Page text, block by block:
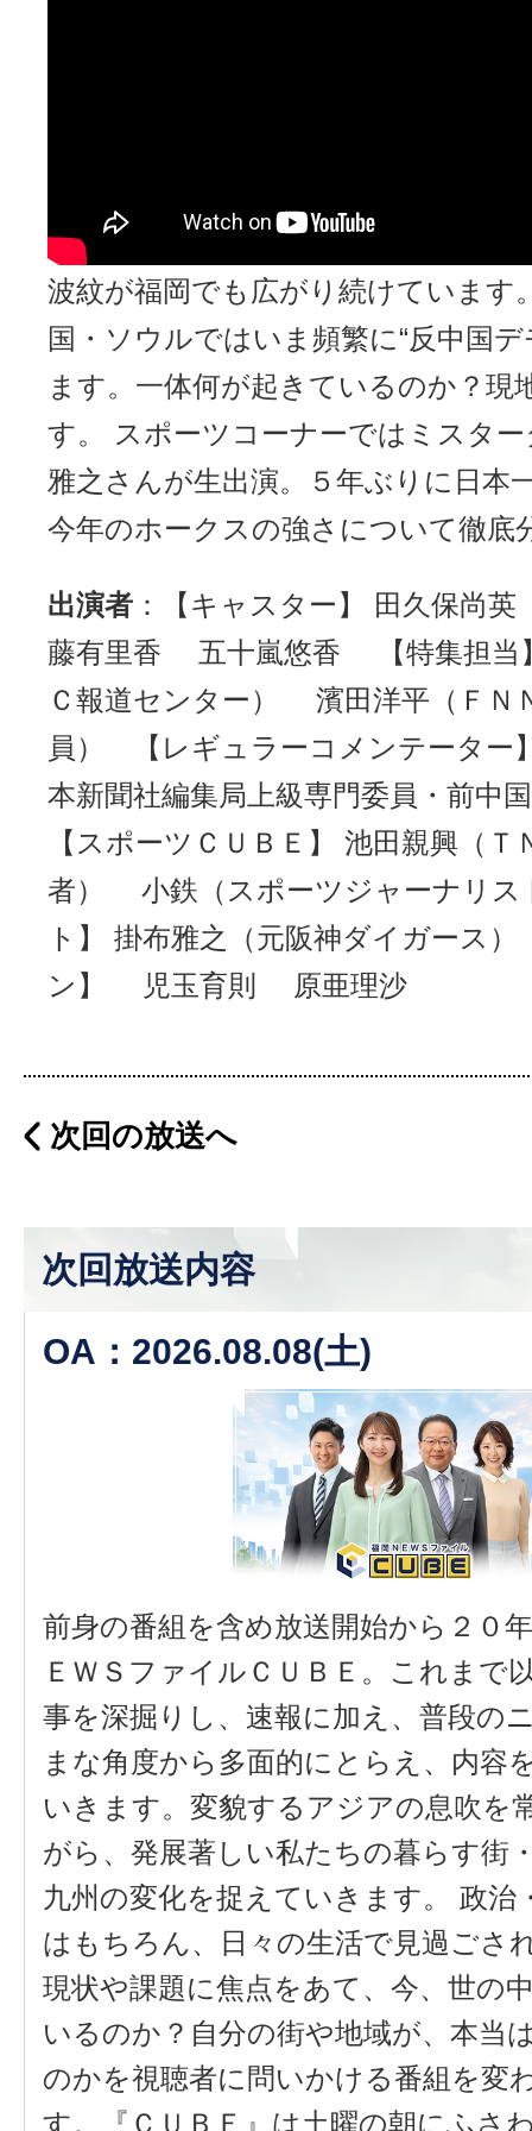
発した対立の長期化が懸念されてい
波紋が福岡でも広がり続けています
国・ソウルではいま頻繁に“反中国
ます。一体何が起きているのか？現
す。 スポーツコーナーではミスタ
雅之さんが生出演。５年ぶりに日本
今年のホークスの強さについて徹底
出演者 ：【キャスター】 田久保
藤有里香 五十嵐悠香 【特集担当
Ｃ報道センター） 濱田洋平（ＦＮ
員） 【レギュラーコメンテーター
本新聞社編集局上級専門委員・前
【スポーツＣＵＢＥ】 池田親興（Ｔ
者） 小鉄（スポーツジャーナリス
ト】 掛布雅之（元阪神ダイガース
ン】 児玉育則 原亜理沙
次回の放送へ
次回放送内容
OA：2026.08.08(土)
前身の番組を含め放送開始から２０
ＥＷＳファイルＣＵＢＥ。これまで
事を深掘りし、速報に加え、普段の
まな角度から多面的にとらえ、内容
いきます。変貌するアジアの息吹を
がら、発展著しい私たちの暮らす街
九州の変化を捉えていきます。 政治
はもちろん、日々の生活で見過ごさ
現状や課題に焦点をあて、今、世の
いるのか？自分の街や地域が、本当
のかを視聴者に問いかける番組を変
す。『ＣＵＢＥ』は土曜の朝にふさ